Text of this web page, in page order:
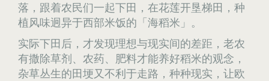
落，跟着农民们一起下田，在花莲开垦梯田，种
植风味迥异于西部米饭的「海稻米」。
实际下田后，才发现理想与现实间的差距，老农
有撒除草剂、农药、肥料才能养好稻米的观念，
杂草丛生的田埂又不利于走路，种种现实，让欧